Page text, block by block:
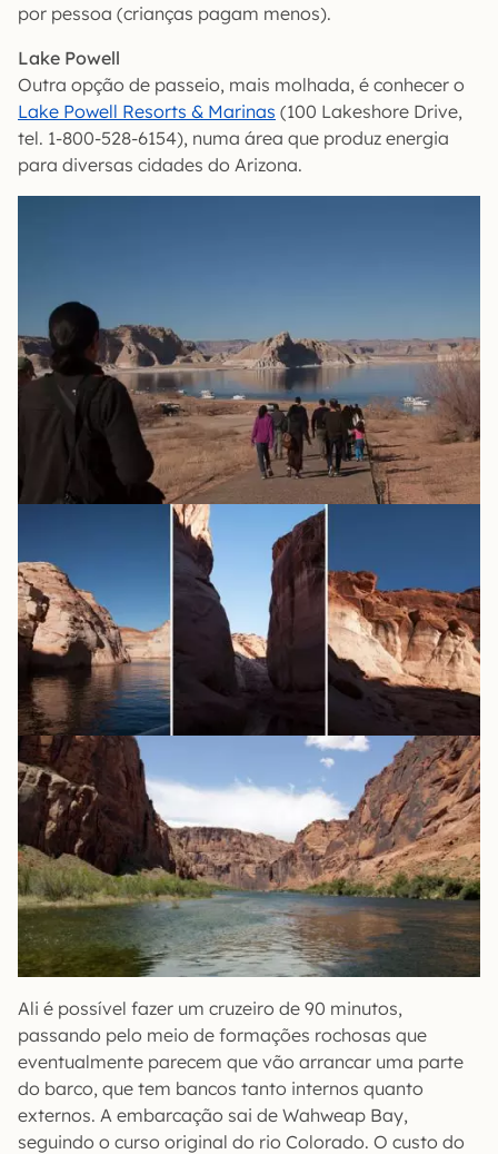
por pessoa (crianças pagam menos).
Lake Powell
Outra opção de passeio, mais molhada, é conhecer o
Lake Powell Resorts & Marinas (100 Lakeshore Drive,
tel. 1-800-528-6154), numa área que produz energia
para diversas cidades do Arizona.
Ali é possível fazer um cruzeiro de 90 minutos,
passando pelo meio de formações rochosas que
eventualmente parecem que vão arrancar uma parte
do barco, que tem bancos tanto internos quanto
externos. A embarcação sai de Wahweap Bay,
seguindo o curso original do rio Colorado. O custo do